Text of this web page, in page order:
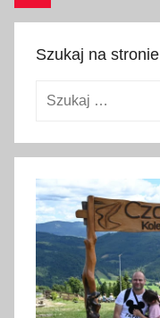
z
r
2
6
Szukaj na stronie
Szukaj: